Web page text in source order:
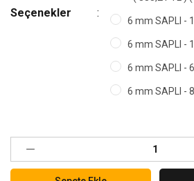
Seçenekler
6 mm SAPLI -
6 mm SAPLI -
6 mm SAPLI -
6 mm SAPLI -